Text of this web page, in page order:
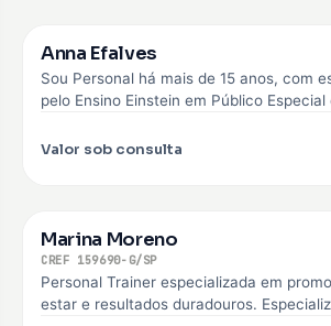
Anna Efalves
Sou Personal há mais de 15 anos, com
pelo Ensino Einstein em Público
Valor sob consulta
Marina Moreno
CREF 159690-G/SP
Personal Trainer especializada em
estar e resultados duradouros.